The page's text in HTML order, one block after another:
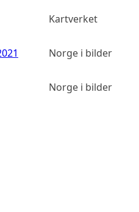
Kartverket
Norge i bilder
Norge i bilder